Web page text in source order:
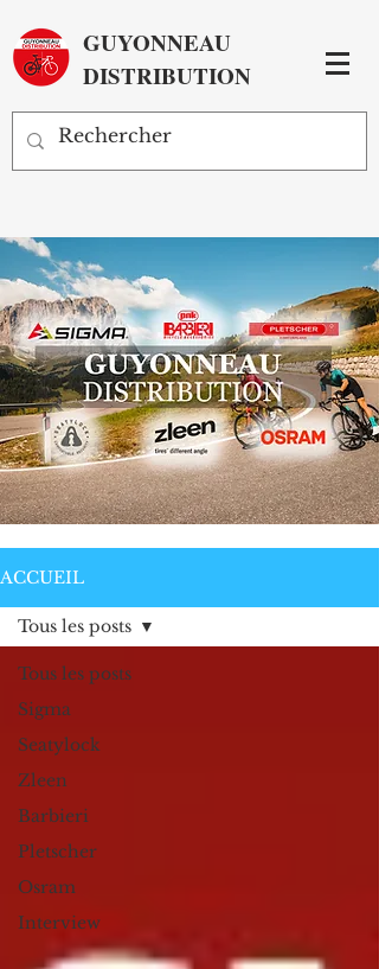
GUYONNEAU
DISTRIBUTION
ACCUEIL
Tous les posts
Sigma
Seatylock
Zleen
Barbieri
Pletscher
Osram
Interview
Tous les posts